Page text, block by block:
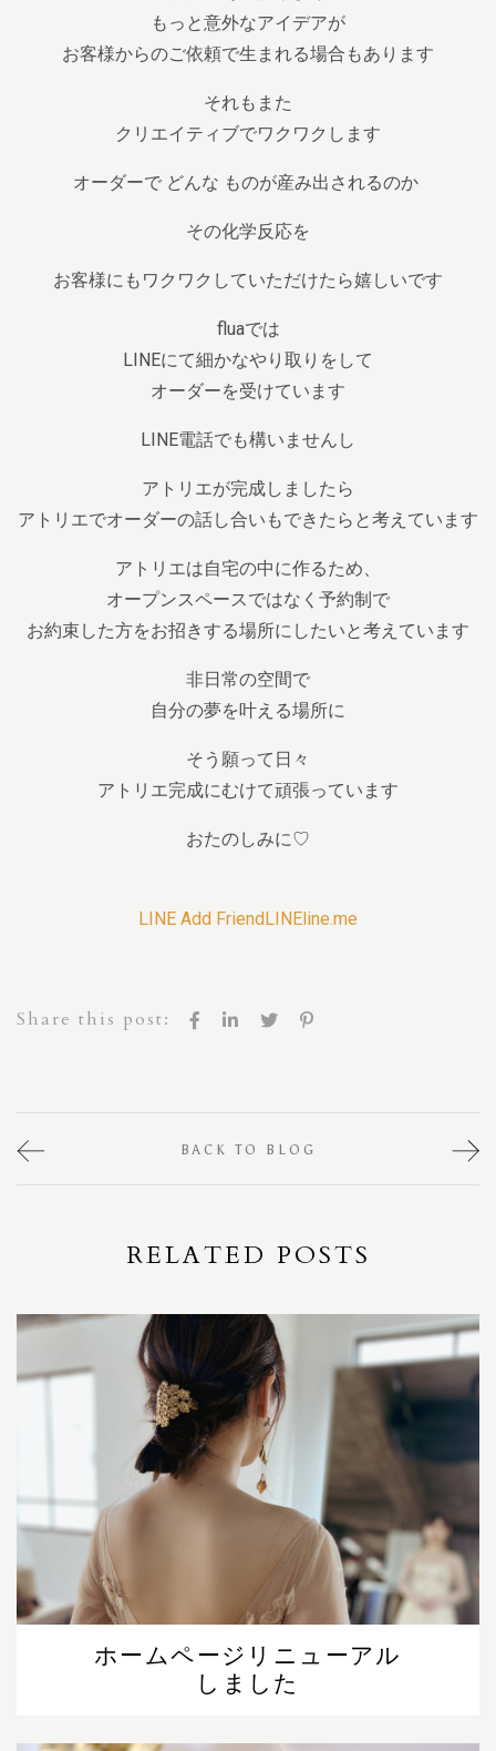
もっと意外なアイデアが
お客様からのご依頼で生まれる場合もあります
それもまた
クリエイティブでワクワクします
オーダーで どんな ものが産み出されるのか
その化学反応を
お客様にもワクワクしていただけたら嬉しいです
fluaでは
LINEにて細かなやり取りをして
オーダーを受けています
LINE電話でも構いませんし
アトリエが完成しましたら
アトリエでオーダーの話し合いもできたらと考えています
アトリエは自宅の中に作るため、
オープンスペースではなく予約制で
お約束した方をお招きする場所にしたいと考えています
非日常の空間で
自分の夢を叶える場所に
そう願って日々
アトリエ完成にむけて頑張っています
おたのしみに♡
LINE Add FriendLINEline.me
Share this post:
BACK TO BLOG
RELATED POSTS
ホームページリニューアル
しました